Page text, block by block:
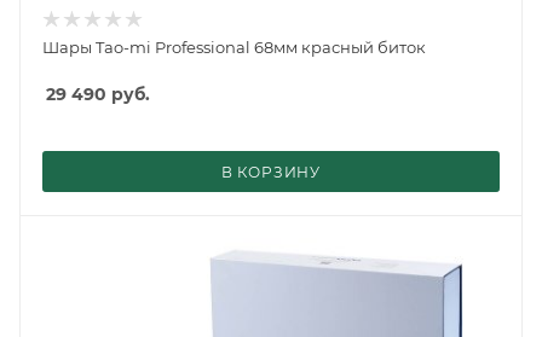
Шары Tao-mi Professional 68мм красный биток
29 490 руб.
В КОРЗИНУ